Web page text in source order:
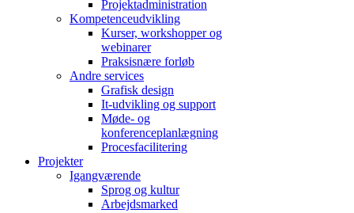
Projektadministration
Kompetenceudvikling
Kurser, workshopper og
webinarer
Praksisnære forløb
Andre services
Grafisk design
It-udvikling og support
Møde- og
konferenceplanlægning
Procesfacilitering
Projekter
Igangværende
Sprog og kultur
Arbejdsmarked